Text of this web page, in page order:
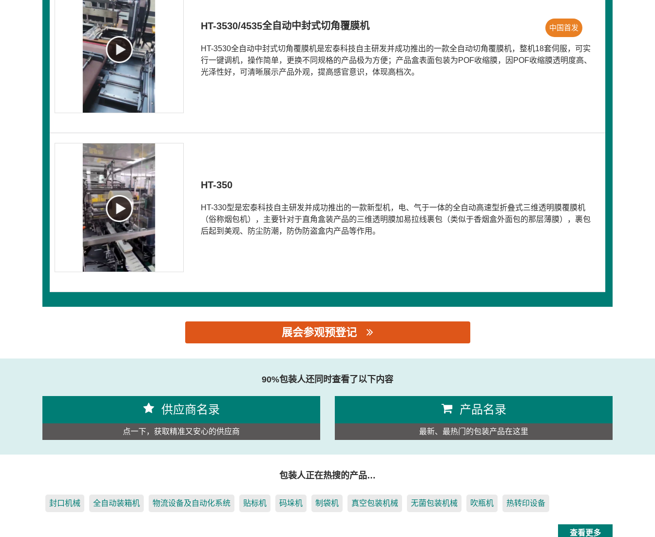
HT-3530/4535全自动中封式切角覆膜机 中国首发
HT-3530全自动中封式切角覆膜机是宏泰科技自主研发并成功推出的一款全自动切角覆膜机，整机18套伺服，可实
行一键调机，操作简单，更换不同规格的产品极为方便；产品盒表面包装为POF收缩膜，因POF收缩膜透明度高、
光泽性好，可清晰展示产品外观，提高感官意识，体现高档次。
HT-350
HT-330型是宏泰科技自主研发并成功推出的一款新型机，电、气于一体的全自动高速型折叠式三维透明膜覆膜机
（俗称烟包机），主要针对于直角盒装产品的三维透明膜加易拉线裹包（类似于香烟盒外面包的那层薄膜），裹包
后起到美观、防尘防潮，防伪防盗盒内产品等作用。
展会参观预登记
90%包装人还同时查看了以下内容
供应商名录
点一下，获取精准又安心的供应商
产品名录
最新、最热门的包装产品在这里
包装人正在热搜的产品…
封口机械 全自动装箱机 物流设备及自动化系统 贴标机 码垛机 制袋机 真空包装机械 无菌包装机械 吹瓶机 热转印设备
查看更多